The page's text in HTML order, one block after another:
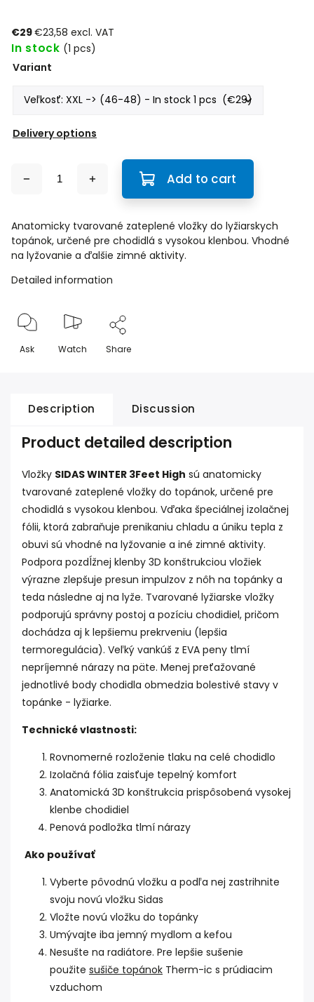
€29€23,58 excl. VAT
In stock (1 pcs)
Variant
Delivery options
Add to cart
Anatomicky tvarované zateplené vložky do lyžiarskych
topánok, určené pre chodidlá s vysokou klenbou. Vhodné
na lyžovanie a ďalšie zimné aktivity.
Detailed information
Ask Watch Share
Description Discussion
Product detailed description
Vložky SIDAS WINTER 3Feet High sú anatomicky
tvarované zateplené vložky do topánok, určené pre
chodidlá s vysokou klenbou. Vďaka špeciálnej izolačnej
fólii, ktorá zabraňuje prenikaniu chladu a úniku tepla z
obuvi sú vhodné na lyžovanie a iné zimné aktivity.
Podpora pozdĺžnej klenby 3D konštrukciou vložiek
výrazne zlepšuje presun impulzov z nôh na topánky a
teda následne aj na lyže. Tvarované lyžiarske vložky
podporujú správny postoj a pozíciu chodidiel, pričom
dochádza aj k lepšiemu prekrveniu (lepšia
termoregulácia). Veľký vankúš z EVA peny tlmí
nepríjemné nárazy na päte. Menej preťažované
jednotlivé body chodidla obmedzia bolestivé stavy v
topánke - lyžiarke.
Technické vlastnosti:
Rovnomerné rozloženie tlaku na celé chodidlo
Izolačná fólia zaisťuje tepelný komfort
Anatomická 3D konštrukcia prispôsobená vysokej
klenbe chodidiel
Penová podložka tlmí nárazy
Ako používať
Vyberte pôvodnú vložku a podľa nej zastrihnite
svoju novú vložku Sidas
Vložte novú vložku do topánky
Umývajte iba jemný mydlom a kefou
Nesušte na radiátore. Pre lepšie sušenie
použite sušiče topánok Therm-ic s prúdiacim
vzduchom